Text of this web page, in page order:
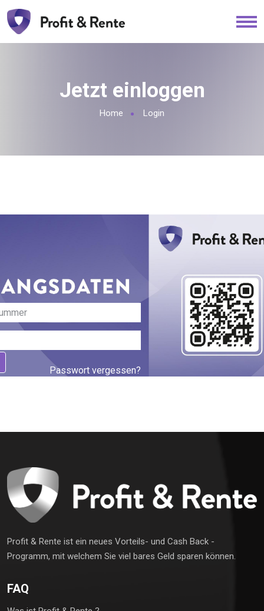
Jetzt einloggen
Home Login
Passwort vergessen?
Profit & Rente ist ein neues Vorteils- und Cash Back -
Programm, mit welchem Sie viel bares Geld sparen können.
FAQ